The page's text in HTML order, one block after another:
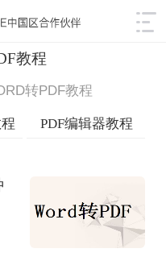
筛选
教程
转PDF教程
PDF编辑器教程